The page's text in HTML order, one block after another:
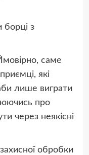
з
саме
які
лише виграти
про
через неякісні
обробки